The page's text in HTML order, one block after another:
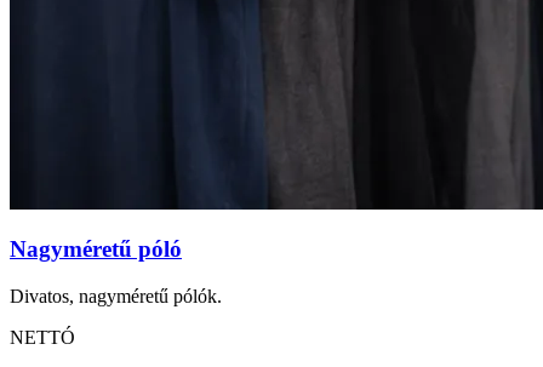
Nagyméretű póló
Divatos, nagyméretű pólók.
NETTÓ